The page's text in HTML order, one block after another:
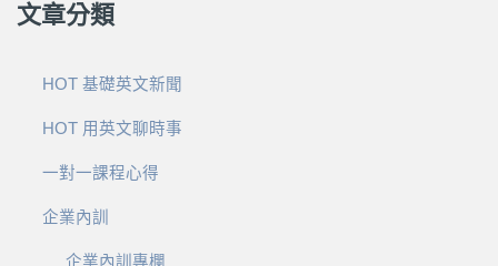
文章分類
HOT 基礎英文新聞
HOT 用英文聊時事
一對一課程心得
企業內訓
企業內訓專欄